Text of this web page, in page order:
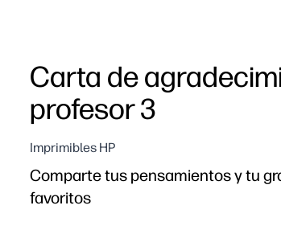
Carta de
profesor 3
Imprimibles HP
Comparte tus pensamientos y tu
favoritos